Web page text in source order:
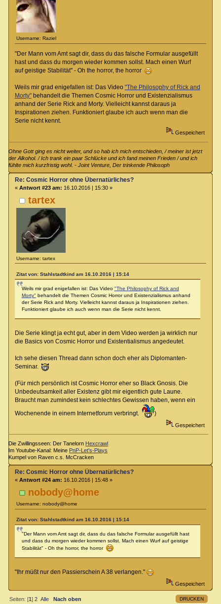
Username: Raziel
"Der Mann vom Amt sagt dir, dass du das falsche Formular ausgefüllt
hast und dass du morgen wieder kommen sollst. Mach einen Wurf
auf geistige Stabilität" - Oh the horror, the horror
Weils mir grad enigefallen ist: Das Video "The Philosophy of Rick and
Morty"behandelt die Themen Cosmic Horror und Existenzialismus
anhand der Serie Rick and Morty. Vielleicht kannst daraus ja
Inspirationen ziehen. Funktioniert glaube ich auch wenn man die
Serie nicht kennt.
Gespeichert
Ohne Gott ging es nicht weiter, und so hab ich mich entschieden, / meiner ist jetzt
der Alkohol. / Ich trank ein paar Schlücke und ich fand meinen Frieden / und ich
fühlte mich kurzfristig wohl. - Joint Venture, Der trinkende Philosoph
tartex
Username: tartex
Re: Cosmic Horror ohne Übernatürliches?
« Antwort #23 am: 16.10.2016 | 15:30 »
Zitat von: Stahlstadtkind am 16.10.2016 | 15:14
Weils mir grad enigefallen ist: Das Video "The Philosophy of Rick and
Morty" behandelt die Themen Cosmic Horror und Existenzialismus anhand
der Serie Rick and Morty. Vielleicht kannst daraus ja Inspirationen ziehen.
Funktioniert glaube ich auch wenn man die Serie nicht kennt.
Die Serie klingt ja echt gut, aber in dem Video werden ja wirklich nur
die Basics von Cosmic Horror und Existentialismus angedeutet.
Ich sehe diesen Thread dann schon doch eher als Diplomanten-
Seminar.
(Für mich persönlich ist Cosmic Horror eher so Black Gnosis. Die
Unbedeutsamkeit aller Existenz gibt mir eigentlich gute Laune.
Braucht man zumindest kein schlechtes Gewissen haben, wenn ein
Wochenende in einem Internetforum verbringt.
)
Gespeichert
Die Zwillingsseen: Der Tanelorn Hexcrawl
Im Youtube-Kanal: Meine PnP-Let's-Plays
Kumpel von Raven c.s. McCracken
nobody@home
Username: nobody@home
Re: Cosmic Horror ohne Übernatürliches?
« Antwort #24 am: 16.10.2016 | 15:48 »
Zitat von: Stahlstadtkind am 16.10.2016 | 15:14
"Der Mann vom Amt sagt dir, dass du das falsche Formular ausgefüllt hast
und dass du morgen wieder kommen sollst. Mach einen Wurf auf geistige
Stabilität" - Oh the horror, the horror
"Ihr müßt nur den Passierschein A 38 verlangen."
Gespeichert
DRUCKEN
Seiten: [1]2 Alle
Nach oben